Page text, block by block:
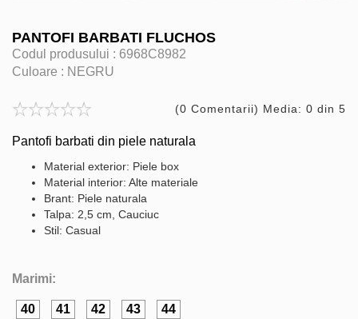
PANTOFI BARBATI FLUCHOS
Codul produsului : 6968C8982
Culoare : NEGRU
(0 Comentarii) Media: 0 din 5
Pantofi barbati din piele naturala
Material exterior: Piele box
Material interior: Alte materiale
Brant: Piele naturala
Talpa: 2,5 cm, Cauciuc
Stil: Casual
Marimi:
40 41 42 43 44